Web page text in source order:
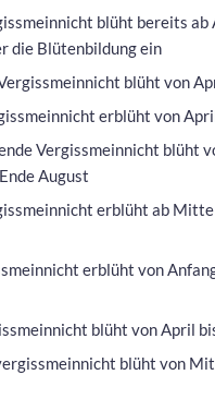
blüht bereits
die Blütenbildung ein
blüht von
erblüht von
Vergissmeinnicht blüht
August
erblüht ab
erblüht von
blüht von April
blüht von